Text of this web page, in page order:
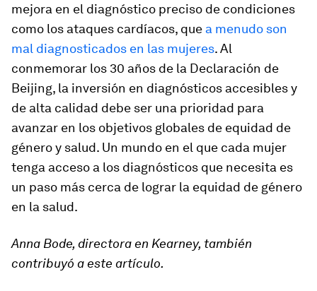
mejora en el diagnóstico preciso de condiciones
como los ataques cardíacos, que a menudo son
mal diagnosticados en las mujeres. Al
conmemorar los 30 años de la Declaración de
Beijing, la inversión en diagnósticos accesibles y
de alta calidad debe ser una prioridad para
avanzar en los objetivos globales de equidad de
género y salud. Un mundo en el que cada mujer
tenga acceso a los diagnósticos que necesita es
un paso más cerca de lograr la equidad de género
en la salud.
Anna Bode, directora en Kearney, también
contribuyó a este artículo.